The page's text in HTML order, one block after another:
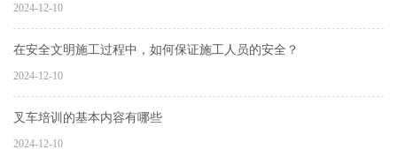
2024-12-10
在安全文明施工过程中，如何保证施工人员的安全？
2024-12-10
叉车培训的基本内容有哪些
2024-12-10